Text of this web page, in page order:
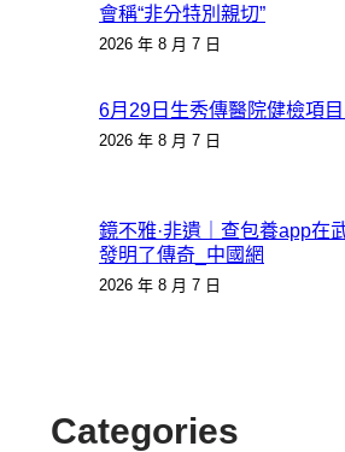
會稱“非分特別親切”
2026 年 8 月 7 日
6月29日生秀傳醫院健檢項
2026 年 8 月 7 日
鏡不雅·非遺｜查包養app在
發明了傳奇_中國網
2026 年 8 月 7 日
Categories